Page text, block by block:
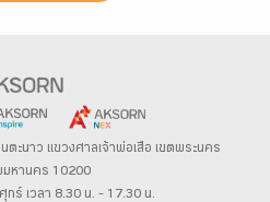
ตะนาว แขวงศาลเจ้าพ่อเสือ เขตพระนคร
มหานคร 10200
กร์ เวลา 8.30 น. – 17.30 น.